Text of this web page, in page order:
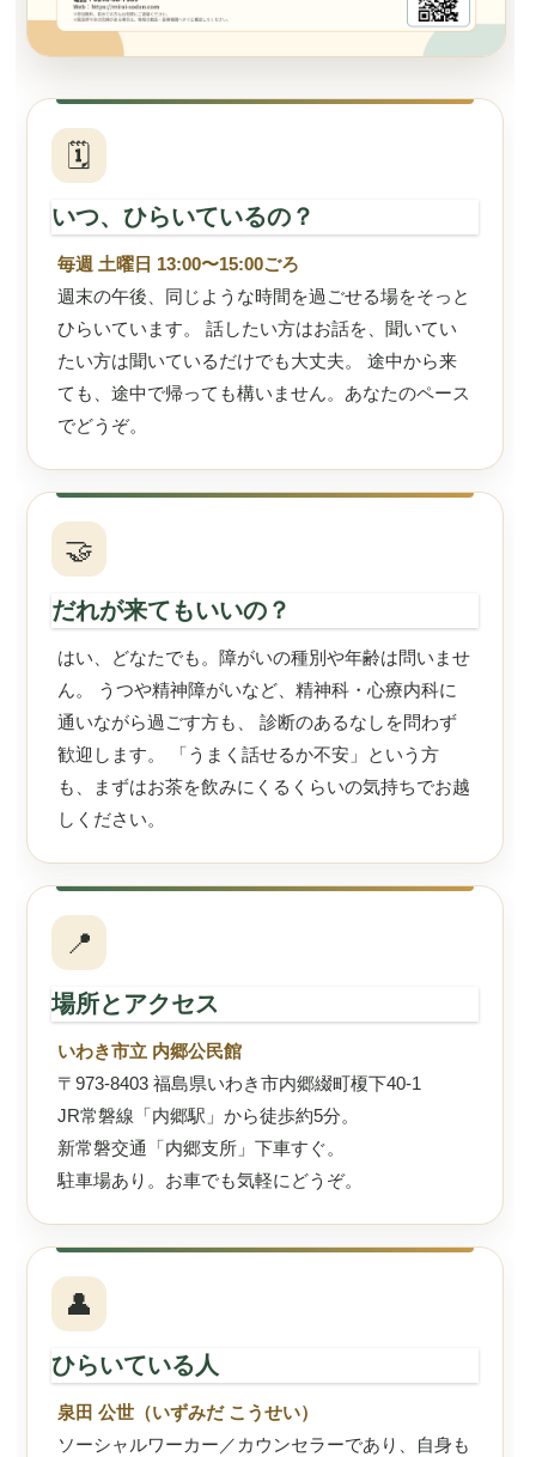
🗓
いつ、ひらいているの？
毎週 土曜日 13:00〜15:00ごろ
週末の午後、同じような時間を過ごせる場をそっと
ひらいています。 話したい方はお話を、聞いてい
たい方は聞いているだけでも大丈夫。 途中から来
ても、途中で帰っても構いません。あなたのペース
でどうぞ。
🤝
だれが来てもいいの？
はい、どなたでも。障がいの種別や年齢は問いませ
ん。 うつや精神障がいなど、精神科・心療内科に
通いながら過ごす方も、 診断のあるなしを問わず
歓迎します。 「うまく話せるか不安」という方
も、まずはお茶を飲みにくるくらいの気持ちでお越
しください。
📍
場所とアクセス
いわき市立 内郷公民館
〒973-8403 福島県いわき市内郷綴町榎下40-1
JR常磐線「内郷駅」から徒歩約5分。
新常磐交通「内郷支所」下車すぐ。
駐車場あり。お車でも気軽にどうぞ。
👤
ひらいている人
泉田 公世（いずみだ こうせい）
ソーシャルワーカー／カウンセラーであり、自身も